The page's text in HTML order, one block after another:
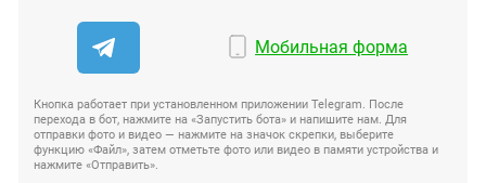
Мобильная форма
Кнопка работает при установленном приложении Telegram. После
перехода в бот, нажмите на «Запустить бота» и напишите нам. Для
отправки фото и видео — нажмите на значок скрепки, выберите
функцию «Файл», затем отметьте фото или видео в памяти устройства и
нажмите «Отправить».